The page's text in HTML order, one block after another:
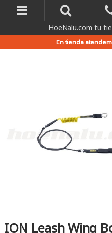
HoeNalu.com tu
En tienda
ION Leash Wing